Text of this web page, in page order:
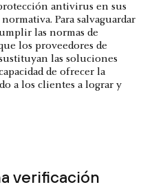
antivirus en sus
Para salvaguardar
las normas de
los proveedores de
las soluciones
de ofrecer la
a los clientes a lograr y
verificación